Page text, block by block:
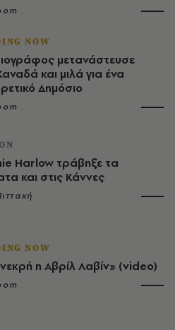
NOW
μετανάστευσε
και μιλά για ένα
Δημόσιο
Harlow τράβηξε τα
και στις Κάννες
NOW
η Αβρίλ Λαβίν» (video)